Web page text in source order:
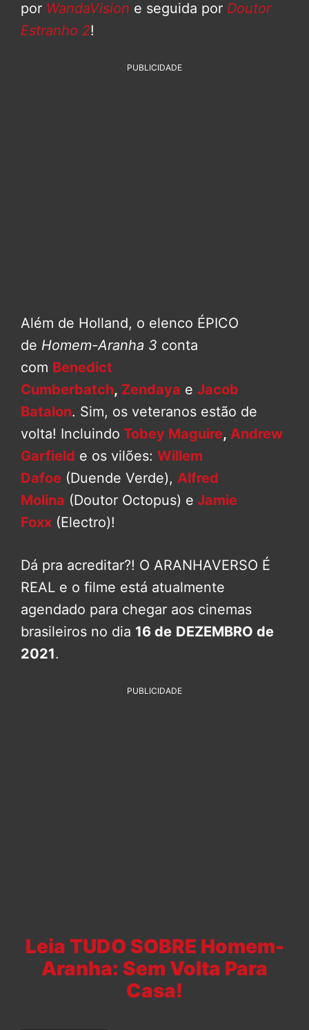
por WandaVision e seguida por Doutor
Estranho 2!
PUBLICIDADE
Além de Holland, o elenco ÉPICO
de Homem-Aranha 3 conta
com Benedict
Cumberbatch, Zendaya e Jacob
Batalon. Sim, os veteranos estão de
volta! Incluindo Tobey Maguire, Andrew
Garfield e os vilões: Willem
Dafoe (Duende Verde), Alfred
Molina (Doutor Octopus) e Jamie
Foxx (Electro)!
Dá pra acreditar?! O ARANHAVERSO É
REAL e o filme está atualmente
agendado para chegar aos cinemas
brasileiros no dia 16 de DEZEMBRO de
2021.
PUBLICIDADE
Leia TUDO SOBRE Homem-
Aranha: Sem Volta Para
Casa!